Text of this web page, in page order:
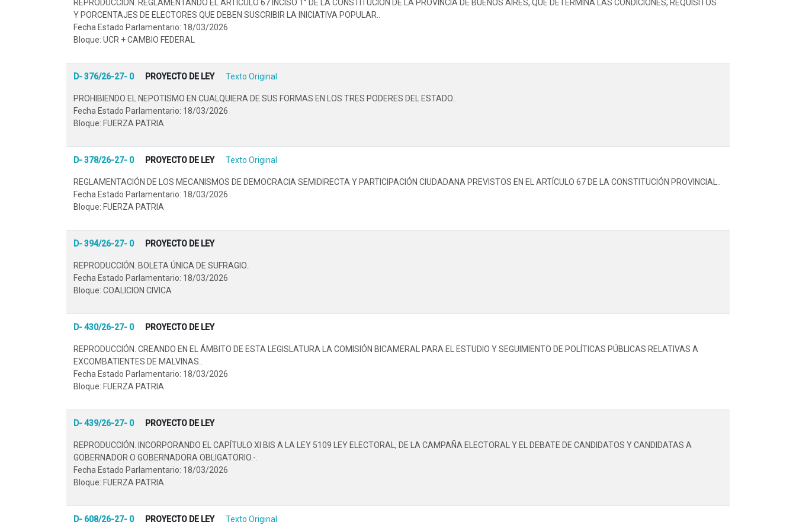
REPRODUCCIÓN. REGLAMENTANDO EL ARTÍCULO 67 INCISO 1° DE LA CONSTITUCIÓN DE LA PROVINCIA DE BUENOS AIRES, QUE DETERMINA LAS CONDICIONES, REQUISITOS
Y PORCENTAJES DE ELECTORES QUE DEBEN SUSCRIBIR LA INICIATIVA POPULAR..
Fecha Estado Parlamentario: 18/03/2026
Bloque: UCR + CAMBIO FEDERAL
D- 376/26-27- 0 PROYECTO DE LEY Texto Original
PROHIBIENDO EL NEPOTISMO EN CUALQUIERA DE SUS FORMAS EN LOS TRES PODERES DEL ESTADO..
Fecha Estado Parlamentario: 18/03/2026
Bloque: FUERZA PATRIA
D- 378/26-27- 0 PROYECTO DE LEY Texto Original
REGLAMENTACIÓN DE LOS MECANISMOS DE DEMOCRACIA SEMIDIRECTA Y PARTICIPACIÓN CIUDADANA PREVISTOS EN EL ARTÍCULO 67 DE LA CONSTITUCIÓN PROVINCIAL..
Fecha Estado Parlamentario: 18/03/2026
Bloque: FUERZA PATRIA
D- 394/26-27- 0 PROYECTO DE LEY
REPRODUCCIÓN. BOLETA ÚNICA DE SUFRAGIO..
Fecha Estado Parlamentario: 18/03/2026
Bloque: COALICION CIVICA
D- 430/26-27- 0 PROYECTO DE LEY
REPRODUCCIÓN. CREANDO EN EL ÁMBITO DE ESTA LEGISLATURA LA COMISIÓN BICAMERAL PARA EL ESTUDIO Y SEGUIMIENTO DE POLÍTICAS PÚBLICAS RELATIVAS A
EXCOMBATIENTES DE MALVINAS..
Fecha Estado Parlamentario: 18/03/2026
Bloque: FUERZA PATRIA
D- 439/26-27- 0 PROYECTO DE LEY
REPRODUCCIÓN. INCORPORANDO EL CAPÍTULO XI BIS A LA LEY 5109 LEY ELECTORAL, DE LA CAMPAÑA ELECTORAL Y EL DEBATE DE CANDIDATOS Y CANDIDATAS A
GOBERNADOR O GOBERNADORA OBLIGATORIO.-.
Fecha Estado Parlamentario: 18/03/2026
Bloque: FUERZA PATRIA
D- 608/26-27- 0 PROYECTO DE LEY Texto Original